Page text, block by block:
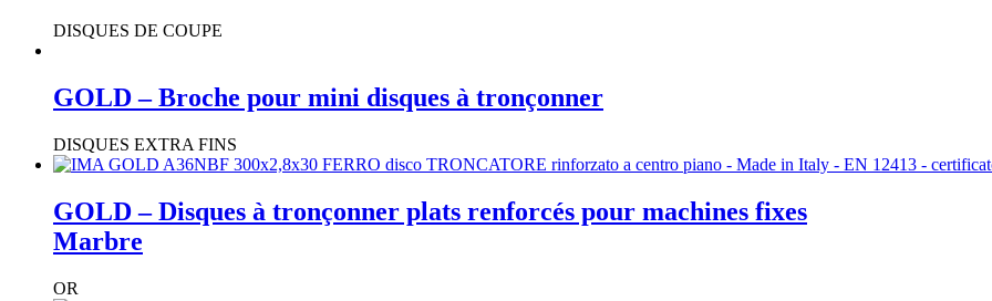
DISQUES DE COUPE
GOLD – Broche pour mini disques à tronçonner
DISQUES EXTRA FINS
GOLD – Disques à tronçonner plats renforcés pour machines fixes
Marbre
OR